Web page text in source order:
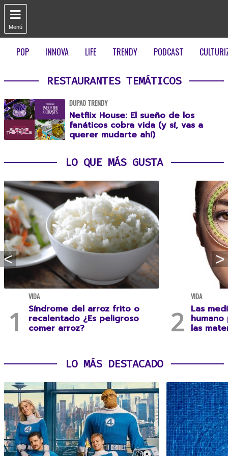

Menú
POP INNOVA LIFE TRENDY PODCAST
RESTAURANTES TEMÁTICOS
DUPAO TRENDY
Netflix House: El sueño de los
fanáticos cobra vida (y sí, vas a
querer mudarte ahí)
LO QUE MÁS GUSTA
VIDA
Síndrome del arroz frito o
recalentado ¿Es peligroso
comer arroz?
VIDA
Las
las
LO MÁS DESTACADO